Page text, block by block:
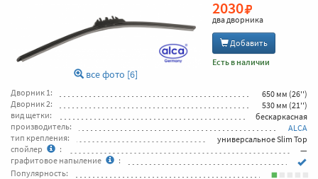
все фото [6]
2030
два дворника
Добавить
Есть в наличии
Дворник 1:
650 мм (26'')
Дворник 2:
530 мм (21'')
вид щетки:
бескаркасная
производитель:
ALCA
тип крепления:
универсальное Slim Top
спойлер
:
—
графитовое напыление
:
Популярность: